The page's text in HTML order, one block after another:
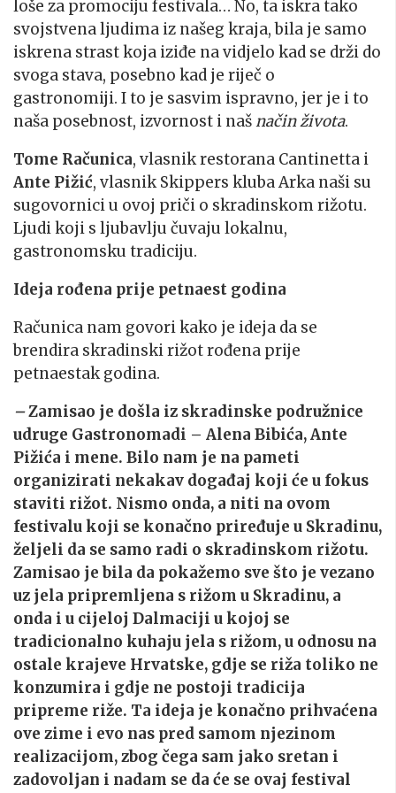
loše za promociju festivala… No, ta iskra tako
svojstvena ljudima iz našeg kraja, bila je samo
iskrena strast koja iziđe na vidjelo kad se drži do
svoga stava, posebno kad je riječ o
gastronomiji. I to je sasvim ispravno, jer je i to
naša posebnost, izvornost i našnačin života.
Tome Računica, vlasnik restorana Cantinetta i
Ante Pižić, vlasnik Skippers kluba Arka naši su
sugovornici u ovoj priči o skradinskom rižotu.
Ljudi koji s ljubavlju čuvaju lokalnu,
gastronomsku tradiciju.
Ideja rođena prije petnaest godina
Računica nam govori kako je ideja da se
brendira skradinski rižot rođena prije
petnaestak godina.
–Zamisao je došla iz skradinske podružnice
udruge Gastronomadi – Alena Bibića, Ante
Pižića i mene. Bilo nam je na pameti
organizirati nekakav događaj koji će u fokus
staviti rižot. Nismo onda, a niti na ovom
festivalu koji se konačno priređuje u Skradinu,
željeli da se samo radi o skradinskom rižotu.
Zamisao je bila da pokažemo sve što je vezano
uz jela pripremljena s rižom u Skradinu, a
onda i u cijeloj Dalmaciji u kojoj se
tradicionalno kuhaju jela s rižom, u odnosu na
ostale krajeve Hrvatske, gdje se riža toliko ne
konzumira i gdje ne postoji tradicija
pripreme riže. Ta ideja je konačno prihvaćena
ove zime i evo nas pred samom njezinom
realizacijom, zbog čega sam jako sretan i
zadovoljan i nadam se da će se ovaj festival